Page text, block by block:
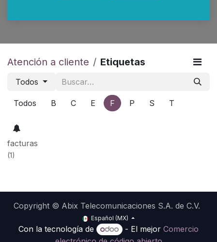
Atención a cliente Etiquetas
Todos
Todos B C E F P S T
facturas
(1)
Copyright © Abix Telecomunicaciones S.A. de C.V.
Español (MX)
Con la tecnología de - El mejorComercio